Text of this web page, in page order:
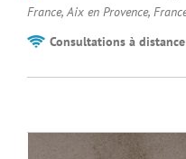
France, Aix en Provence,
Consultations à